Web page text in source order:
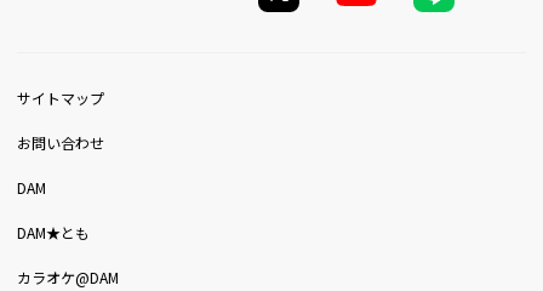
サイトマップ
お問い合わせ
DAM
DAM★とも
カラオケ@DAM